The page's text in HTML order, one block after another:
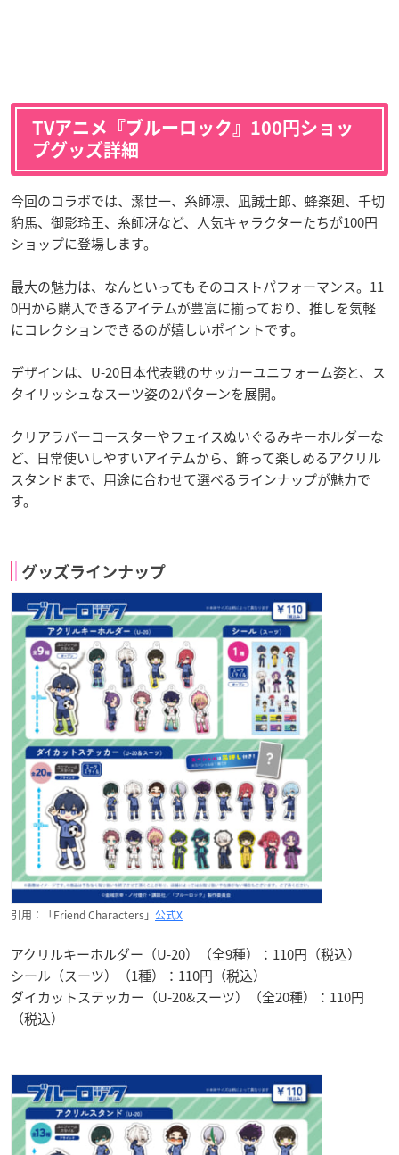
TVアニメ『ブルーロック』100円ショッ
プグッズ詳細
今回のコラボでは、潔世一、糸師凛、凪誠士郎、蜂楽廻、千切
豹馬、御影玲王、糸師冴など、人気キャラクターたちが100円
ショップに登場します。
最大の魅力は、なんといってもそのコストパフォーマンス。11
0円から購入できるアイテムが豊富に揃っており、推しを気軽
にコレクションできるのが嬉しいポイントです。
デザインは、U-20日本代表戦のサッカーユニフォーム姿と、ス
タイリッシュなスーツ姿の2パターンを展開。
クリアラバーコースターやフェイスぬいぐるみキーホルダーな
ど、日常使いしやすいアイテムから、飾って楽しめるアクリル
スタンドまで、用途に合わせて選べるラインナップが魅力で
す。
グッズラインナップ
引用：「Friend Characters」 公式X
アクリルキーホルダー（U-20）（全9種）：110円（税込）
シール（スーツ）（1種）：110円（税込）
ダイカットステッカー（U-20&スーツ）（全20種）：110円
（税込）